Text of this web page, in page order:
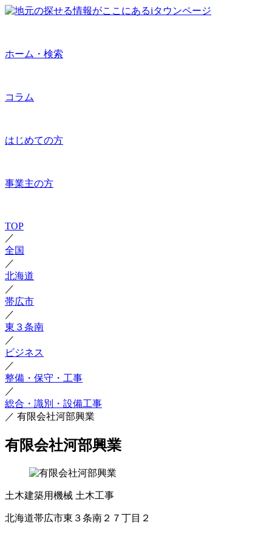
ホーム・検索
コラム
はじめての方
事業主の方
TOP
／
全国
／
北海道
／
帯広市
／
東３条南
／
ビジネス
／
整備・保守・工事
／
総合・識別・設備工事
／ 有限会社河部興業
有限会社河部興業
土木建築用機械 土木工事
北海道帯広市東３条南２７丁目２